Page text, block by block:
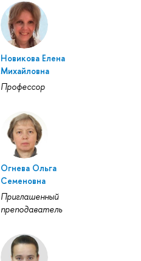
Новикова Елена
Михайловна
Профессор
Огнева Ольга
Семеновна
Приглашенный
преподаватель